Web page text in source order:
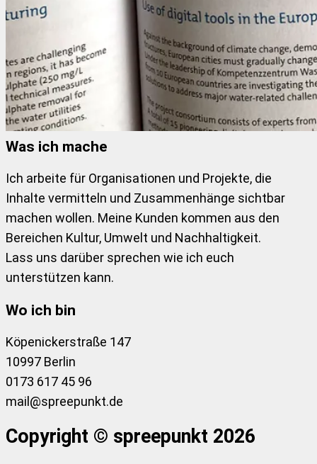
Was ich mache
Ich arbeite für Organisationen und Projekte, die
Inhalte vermitteln und Zusammenhänge sichtbar
machen wollen. Meine Kunden kommen aus den
Bereichen Kultur, Umwelt und Nachhaltigkeit.
Lass uns darüber sprechen wie ich euch
unterstützen kann.
Wo ich bin
Köpenickerstraße 147
10997 Berlin
0173 617 45 96
mail@spreepunkt.de
Copyright © spreepunkt 2026